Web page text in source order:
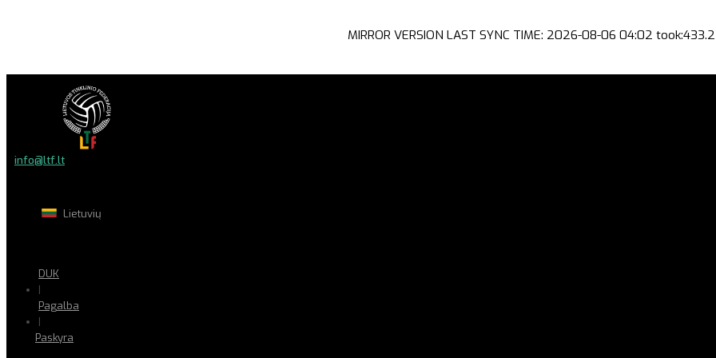
MIRROR VERSION LAST SYNC TIME: 2026-08-06 04:02
info@ltf.lt
Lietuvių
DUK
|
Pagalba
|
Paskyra